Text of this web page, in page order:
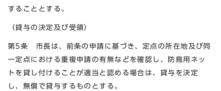
することとする。
（貸与の決定及び受領）
第5条 市長は、前条の申請に基づき、定点の所在地及び同
一定点における重複申請の有無などを確認し、防鳥用ネッ
トを貸し付けることが適当と認める場合は、貸与を決定
し、無償で貸与するものとする。